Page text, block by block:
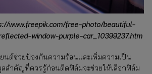
www.freepik.com/free-photo/beautiful-
window-purple-car_10399237.htm
วยป้องกันความร้อนและเพิ่มความเป็น
สำคัญที่ควรรู้ก่อนติดฟิล์มจะช่วยให้เลือกฟิล์ม